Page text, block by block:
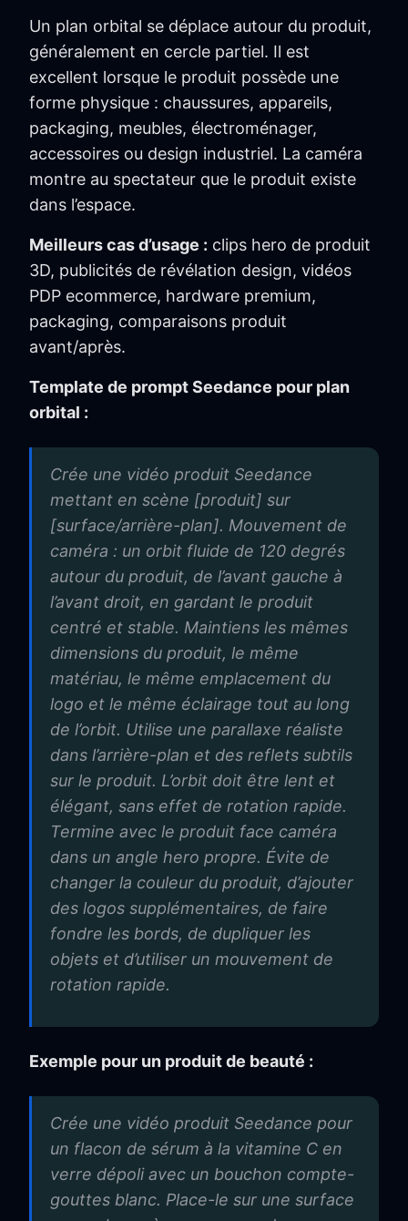
Un plan orbital se déplace autour du produit,
généralement en cercle partiel. Il est
excellent lorsque le produit possède une
forme physique : chaussures, appareils,
packaging, meubles, électroménager,
accessoires ou design industriel. La caméra
montre au spectateur que le produit existe
dans l’espace.
Meilleurs cas d’usage : clips hero de produit
3D, publicités de révélation design, vidéos
PDP ecommerce, hardware premium,
packaging, comparaisons produit
avant/après.
Template de prompt Seedance pour plan
orbital :
Crée une vidéo produit Seedance
mettant en scène [produit] sur
[surface/arrière-plan]. Mouvement de
caméra : un orbit fluide de 120 degrés
autour du produit, de l’avant gauche à
l’avant droit, en gardant le produit
centré et stable. Maintiens les mêmes
dimensions du produit, le même
matériau, le même emplacement du
logo et le même éclairage tout au long
de l’orbit. Utilise une parallaxe réaliste
dans l’arrière-plan et des reflets subtils
sur le produit. L’orbit doit être lent et
élégant, sans effet de rotation rapide.
Termine avec le produit face caméra
dans un angle hero propre. Évite de
changer la couleur du produit, d’ajouter
des logos supplémentaires, de faire
fondre les bords, de dupliquer les
objets et d’utiliser un mouvement de
rotation rapide.
Exemple pour un produit de beauté :
Crée une vidéo produit Seedance pour
un flacon de sérum à la vitamine C en
verre dépoli avec un bouchon compte-
gouttes blanc. Place-le sur une surface